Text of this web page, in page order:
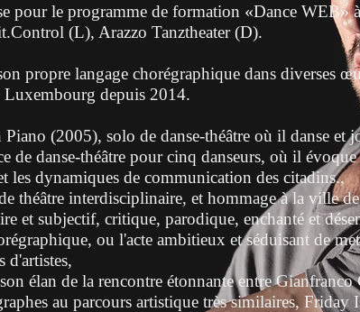
pour le programme de formation «Dance WEB»
(L), Arazzo Tanztheater (D).
propre langage chorégraphique dans diverses
depuis 2014.
(2005), solo de danse-théâtre où il danse et
de danse-théâtre pour cinq danseurs, où il évoque
les dynamiques de communication des citadins.,
théâtre interdisciplinaire, et hommage à la ville
et subjectif, critique, parodique, enchanté et
ou l'acte ambitieux et séduisant de
d'artistes,
élan de la rencontre étonnante entre
au parcours artistique très similaires, Friday